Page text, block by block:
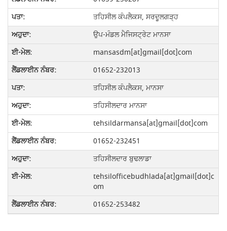
ਤਹਿਸੀਲ ਕੰਪਲੈਕਸ, ਸਰਦੂਲਗੜ੍ਹ
ਉਪ-ਮੰਡਲ ਮੈਜਿਸਟ੍ਰੇਟ ਮਾਨਸਾ
mansasdm[at]gmail[dot]com
01652-232013
ਤਹਿਸੀਲ ਕੰਪਲੈਕਸ, ਮਾਨਸਾ
ਤਹਿਸੀਲਦਾਰ ਮਾਨਸਾ
tehsildarmansa[at]gmail[dot]com
01652-232451
ਤਹਿਸੀਲਦਾਰ ਬੁਢਲਾਡਾ
tehsilofficebudhlada[at]gmail[dot]c
om
01652-253482